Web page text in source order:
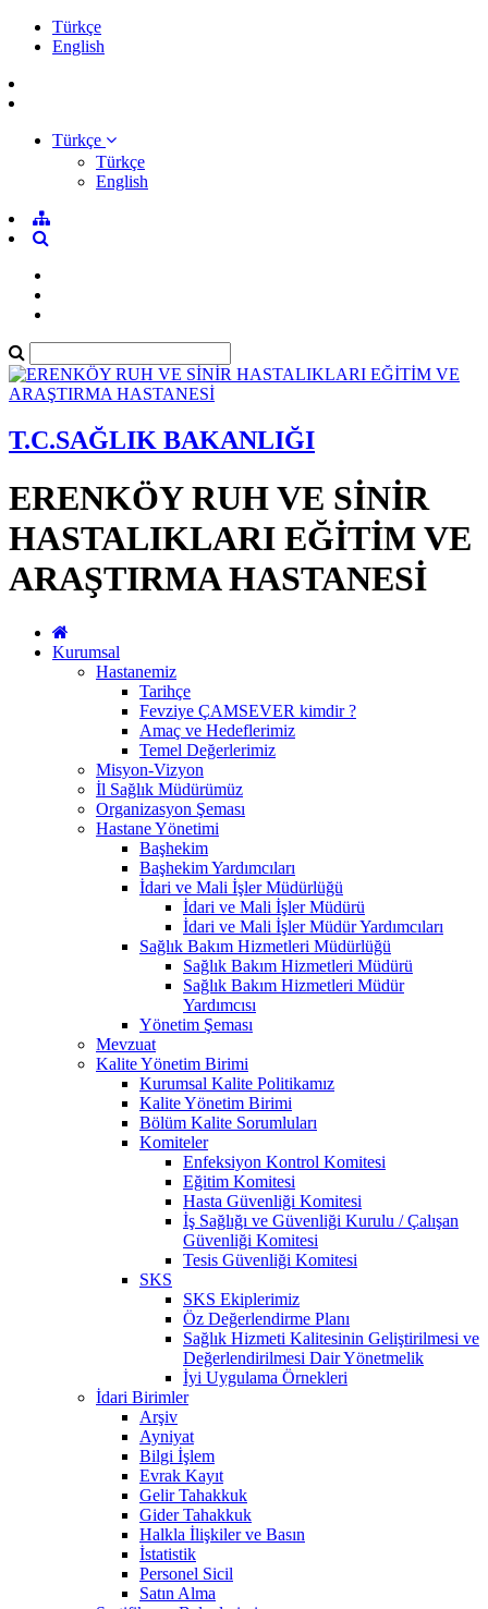
Türkçe
English
Türkçe
Türkçe
English
T.C.SAĞLIK BAKANLIĞI
ERENKÖY RUH VE SİNİR
HASTALIKLARI EĞİTİM VE
ARAŞTIRMA HASTANESİ
Kurumsal
Hastanemiz
Tarihçe
Fevziye ÇAMSEVER kimdir ?
Amaç ve Hedeflerimiz
Temel Değerlerimiz
Misyon-Vizyon
İl Sağlık Müdürümüz
Organizasyon Şeması
Hastane Yönetimi
Başhekim
Başhekim Yardımcıları
İdari ve Mali İşler Müdürlüğü
İdari ve Mali İşler Müdürü
İdari ve Mali İşler Müdür Yardımcıları
Sağlık Bakım Hizmetleri Müdürlüğü
Sağlık Bakım Hizmetleri Müdürü
Sağlık Bakım Hizmetleri Müdür
Yardımcısı
Yönetim Şeması
Mevzuat
Kalite Yönetim Birimi
Kurumsal Kalite Politikamız
Kalite Yönetim Birimi
Bölüm Kalite Sorumluları
Komiteler
Enfeksiyon Kontrol Komitesi
Eğitim Komitesi
Hasta Güvenliği Komitesi
İş Sağlığı ve Güvenliği Kurulu / Çalışan
Güvenliği Komitesi
Tesis Güvenliği Komitesi
SKS
SKS Ekiplerimiz
Öz Değerlendirme Planı
Sağlık Hizmeti Kalitesinin Geliştirilmesi ve
Değerlendirilmesi Dair Yönetmelik
İyi Uygulama Örnekleri
İdari Birimler
Arşiv
Ayniyat
Bilgi İşlem
Evrak Kayıt
Gelir Tahakkuk
Gider Tahakkuk
Halkla İlişkiler ve Basın
İstatistik
Personel Sicil
Satın Alma